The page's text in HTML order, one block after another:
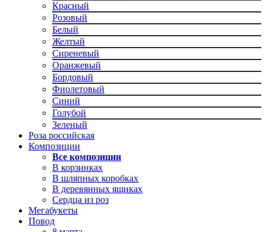
Красный
Розовый
Белый
Желтый
Сиреневый
Оранжевый
Бордовый
Фиолетовый
Синий
Голубой
Зеленый
Роза российская
Композиции
Все композиции
В корзинках
В шляпных коробках
В деревянных ящиках
Сердца из роз
Мегабукеты
Повод